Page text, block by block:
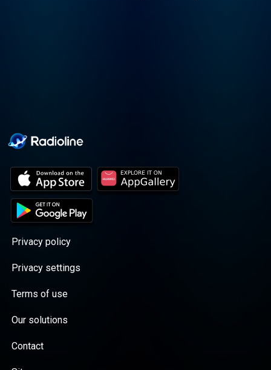
Privacy policy
Privacy settings
Terms of use
Our solutions
Contact